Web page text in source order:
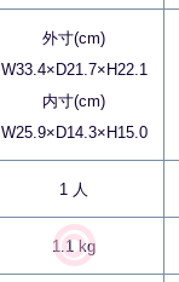
外寸(cm)
W33.4×D21.7×H22.1
内寸(cm)
W25.9×D14.3×H15.0
1 人
1.1 kg